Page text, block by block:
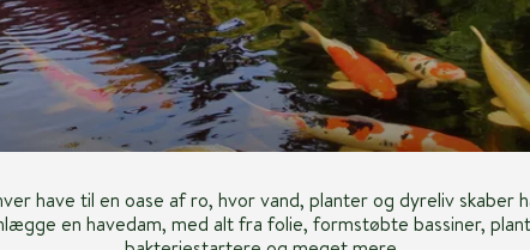
have til en oase af ro, hvor vand, planter og dyreliv skaber
en havedam, med alt fra folie, formstøbte bassiner,